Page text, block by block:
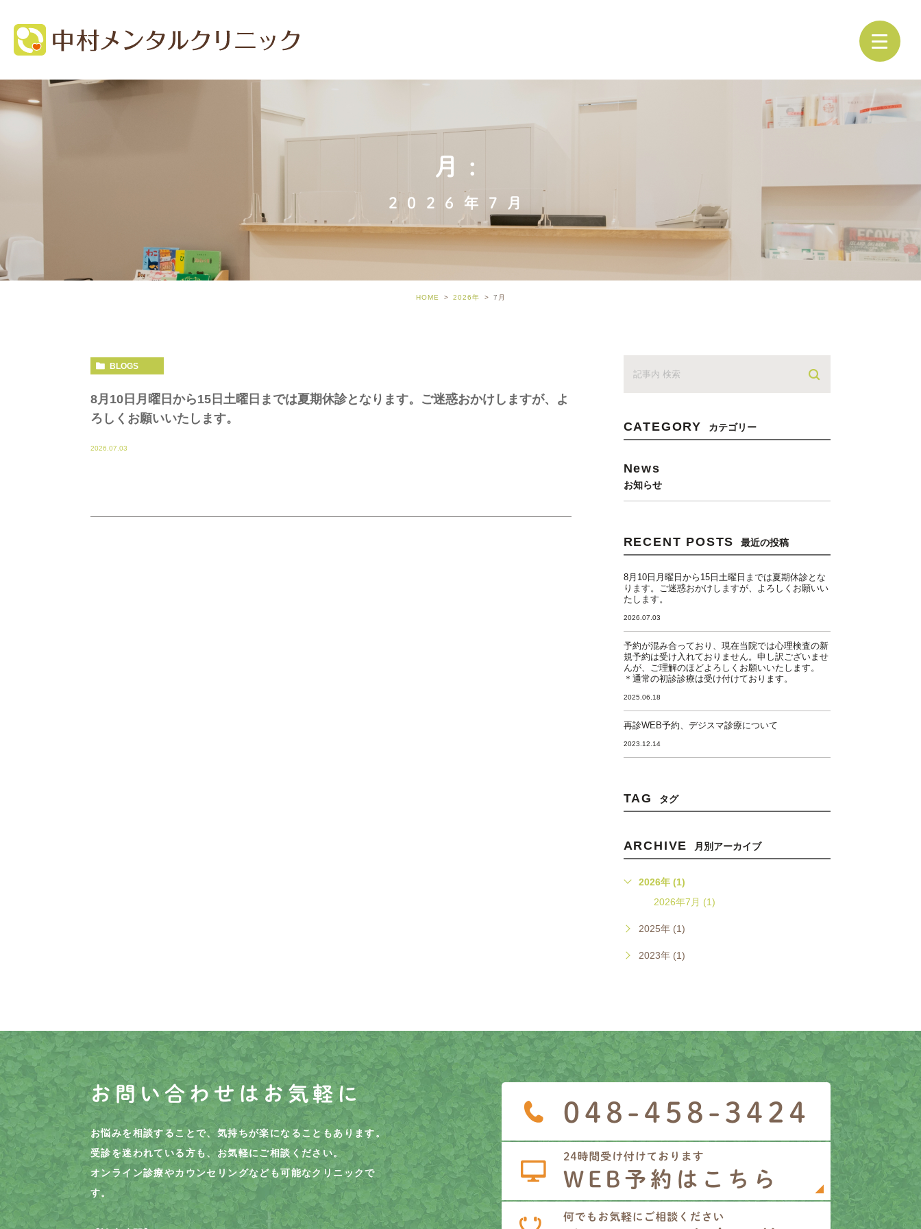
月:
2026年7月
HOME 2026年 7 月
BLOGS
8月10日月曜日から15日土曜日までは夏期休診となります。ご迷惑おかけしますが、よ
ろしくお願いいたします。
2026.07.03
CATEGORY カテゴリー
News
お知らせ
RECENT POSTS 最近の投稿
8月10日月曜日から15日土曜日までは夏期休診とな
ります。ご迷惑おかけしますが、よろしくお願いい
たします。
2026.07.03
予約が混み合っており、現在当院では心理検査の新
規予約は受け入れておりません。申し訳ございませ
んが、ご理解のほどよろしくお願いいたします。
＊通常の初診診療は受け付けております。
2025.06.18
再診WEB予約、デジスマ診療について
2023.12.14
TAG タグ
ARCHIVE 月別アーカイブ
2026年 (1)
2026年7月 (1)
2025年 (1)
2023年 (1)
お問い合わせはお気軽に
お悩みを相談することで、気持ちが楽になることもあります。
受診を迷われている方も、お気軽にご相談ください。
オンライン診療やカウンセリングなども可能なクリニックで
す。